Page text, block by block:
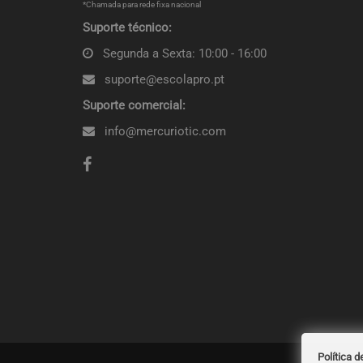
*Chamada para rede fixa nacional
Suporte técnico:
Segunda a Sexta: 10:00 - 16:00
suporte@escolapro.pt
Suporte comercial:
info@mercuriotic.com
Política